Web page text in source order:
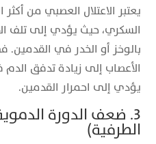
يعتبر الاعتلال العصبي من
السكري، حيث يؤدي إلى تلف
بالوخز أو الخدر في
الأعصاب إلى زيادة تدفق
يؤدي إلى احمرار القدمين.
3. ضعف الدورة
الطرفية)